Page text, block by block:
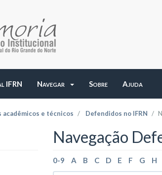
IFRN Navegar Sobre Ajuda
acadêmicos e técnicos Defendidos no IFRN
Navegação
0-9 A B C D E F G H